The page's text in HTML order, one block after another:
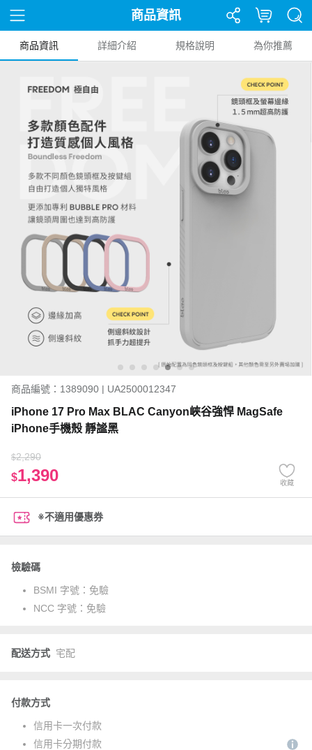
商品資訊
商品資訊 詳細介紹 規格說明 為你推薦
商品編號：1389090 | UA2500012347
iPhone 17 Pro Max BLAC Canyon峽谷強悍 MagSafe
iPhone手機殼 靜謐黑
$2,290
$1,390 收藏
※不適用優惠券
檢驗碼
BSMI 字號： 免驗
NCC 字號： 免驗
配送方式 宅配
付款方式
信用卡一次付款
信用卡分期付款